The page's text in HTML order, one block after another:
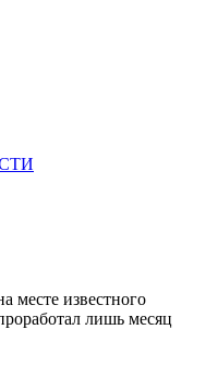
месте известного
лишь месяц